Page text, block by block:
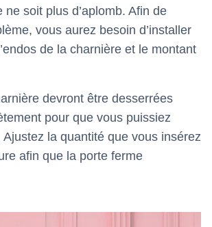
ne soit plus d’aplomb. Afin de
vous aurez besoin d’installer
de la charnière et le montant
devront être desserrées
pour que vous puissiez
la quantité que vous insérez
afin que la porte ferme